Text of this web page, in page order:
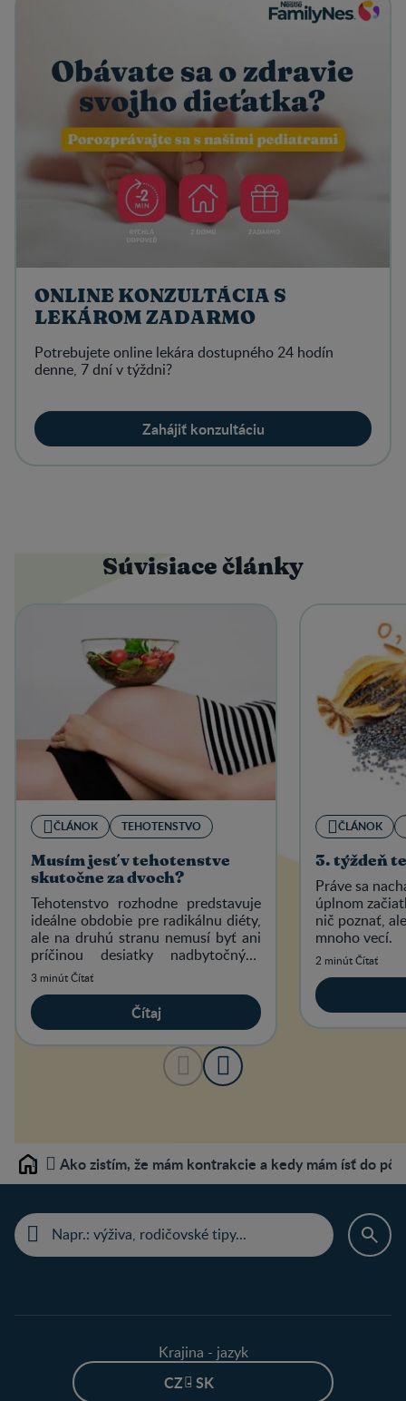
ONLINE KONZULTÁCIA S
LEKÁROM ZADARMO
Potrebujete online lekára dostupného 24 hodín
denne, 7 dní v týždni?
Zahájiť konzultáciu
Súvisiace články
ČLÁNOK TEHOTENSTVO
Musím jesť v tehotenstve
skutočne za dvoch?
Tehotenstvo rozhodne predstavuje
ideálne obdobie pre radikálnu diéty,
ale na druhú stranu nemusí byť ani
príčinou desiatky nadbytočných
kilogramov.
3 minút Čítať
Čítaj
ČLÁNOK
3. týždeň
Práve sa
úplnom
nič poznať,
mnoho vecí.
2 minút Čítať
Home Ako zistím, že mám kontrakcie a kedy mám ísť do
Krajina - jazyk
CZ - SK